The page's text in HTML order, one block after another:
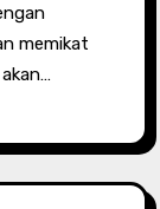
memikat